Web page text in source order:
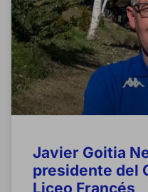
Javier Goitia
presidente del
Liceo Francés